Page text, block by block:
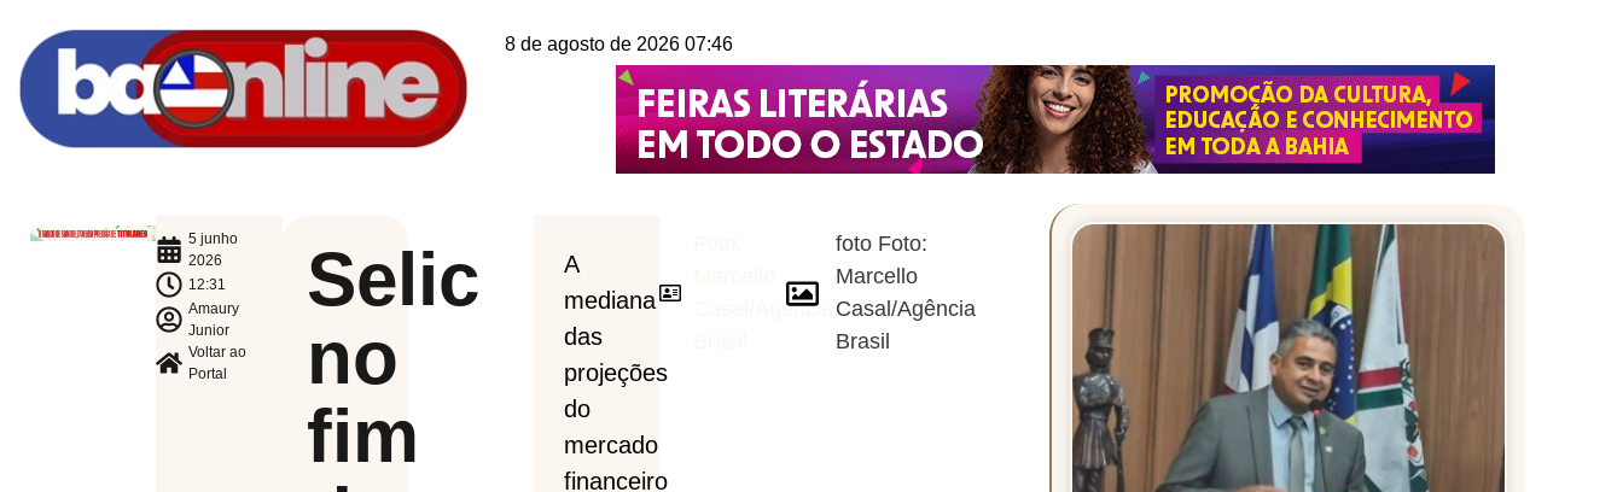
8 de agosto de 2026 07:46
5 junho
2026
12:31
Amaury
Junior
Voltar ao
Portal
Selic
no
fim
A
mediana
das
projeções
do
mercado
financeiro
Casal/Agência
foto Foto:
Marcello
Casal/Agência
Brasil